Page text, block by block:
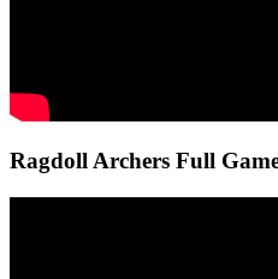
Ragdoll Archers Full